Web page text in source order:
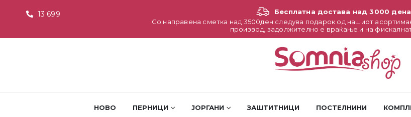
13 699
Бесплатна достава над 3000
Со направена сметка над 3500ден следува подарок од нашиот
производ, задолжително е враќање и на
НОВО ПЕРНИЦИ ЈОРГАНИ ЗАШТИТНИЦИ ПОСТЕЛНИНИ